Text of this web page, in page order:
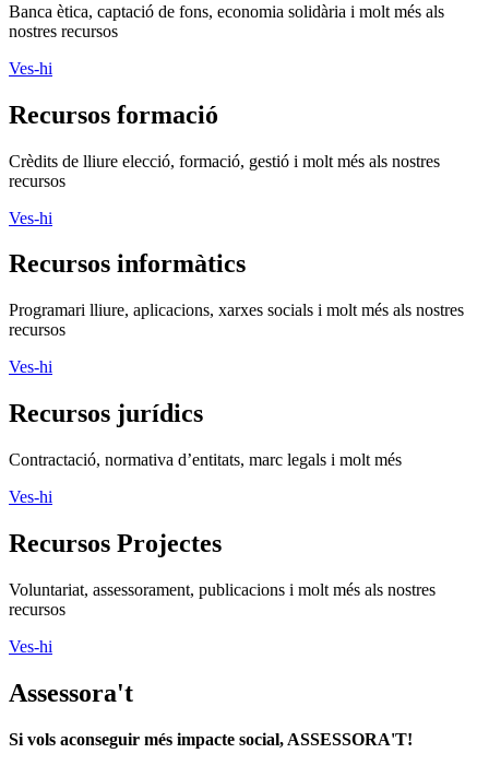
Banca ètica, captació de fons, economia solidària i molt més als
nostres recursos
Ves-hi
Recursos formació
Crèdits de lliure elecció, formació, gestió i molt més als nostres
recursos
Ves-hi
Recursos informàtics
Programari lliure, aplicacions, xarxes socials i molt més als nostres
recursos
Ves-hi
Recursos jurídics
Contractació, normativa d’entitats, marc legals i molt més
Ves-hi
Recursos Projectes
Voluntariat, assessorament, publicacions i molt més als nostres
recursos
Ves-hi
Assessora't
Si vols aconseguir més impacte social, ASSESSORA'T!